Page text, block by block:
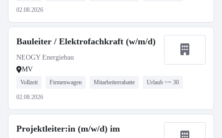
02.08.2026
Bauleiter / Elektrofachkraft (w/m/d)
NEOGY Energiebau
MV
Vollzeit Firmenwagen Mitarbeiterrabatte Urlaub >= 30
02.08.2026
Projektleiter:in (m/w/d) im